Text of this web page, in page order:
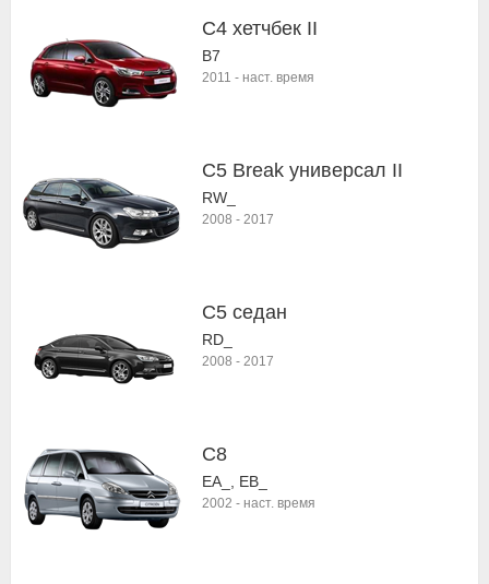
C4 хетчбек II
B7
2011 - наст. время
C5 Break универсал II
RW_
2008 - 2017
C5 седан
RD_
2008 - 2017
C8
EA_, EB_
2002 - наст. время